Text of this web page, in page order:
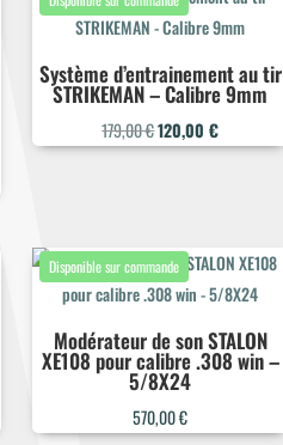
Système d’entrainement au tir
STRIKEMAN – Calibre 9mm
179,00€Le
prix
179,00 €.
120,00€Le
prix
120,00 €.
Modérateur de son STALON
XE108 pour calibre .308 win –
5/8X24
570,00€